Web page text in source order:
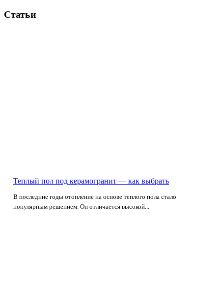
Статьи
Теплый пол под керамогранит — как выбрать
В последние годы отопление на основе теплого пола стало
популярным решением. Он отличается высокой...